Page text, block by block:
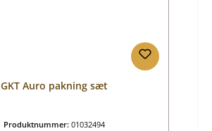
GKT Auro pakning sæt
Produktnummer: 01032494